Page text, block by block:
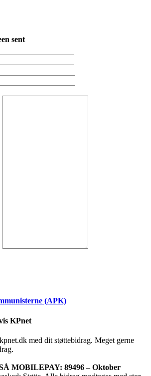
sent
(APK)
KPnet
med dit støttebidrag. Meget gerne
MOBILEPAY: 89496 – Oktober